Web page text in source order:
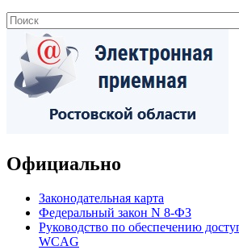
Официально
Законодательная карта
Федеральный закон N 8-ФЗ
Руководство по обеспечению
WCAG